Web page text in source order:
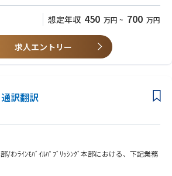
ランスが取れる方
ニケーション力が高い方
がある方
可
想定年収 450 万円 ~ 700 万円
求人エントリー
通訳翻訳
/ｵﾝﾗｲﾝﾓﾊﾞｲﾙﾊﾟﾌﾞﾘｯｼﾝｸﾞ本部における、下記業務